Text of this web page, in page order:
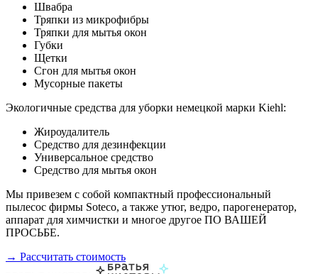
Швабра
Тряпки из микрофибры
Тряпки для мытья окон
Губки
Щетки
Сгон для мытья окон
Мусорные пакеты
Экологичные средства для уборки немецкой марки Kiehl:
Жироудалитель
Средство для дезинфекции
Универсальное средство
Средство для мытья окон
Мы привезем с собой компактный профессиональный
пылесос фирмы Soteco, а также утюг, ведро, парогенератор,
аппарат для химчистки и многое другое ПО ВАШЕЙ
ПРОСЬБЕ.
→ Рассчитать стоимость